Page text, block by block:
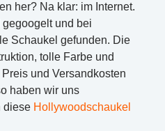
her? Na klar: im Internet.
und bei
Schaukel gefunden. Die
tolle Farbe und
und Versandkosten
haben wir uns
diese Hollywoodschaukel